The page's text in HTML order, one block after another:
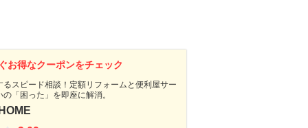
お得なクーポンをチェック
るスピード相談！定額リフォームと便利屋サー
「困った」を即座に解消。